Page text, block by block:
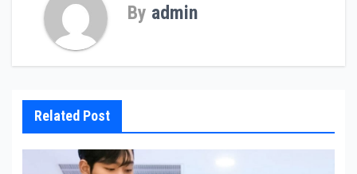
By admin
Related Post